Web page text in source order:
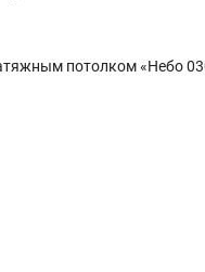
потолком «Небо